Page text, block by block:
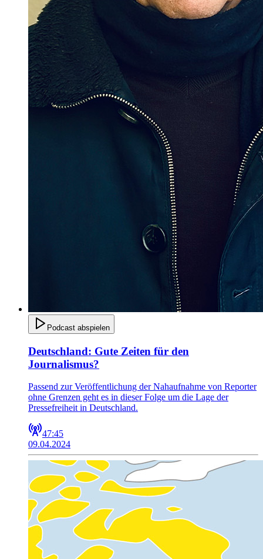
Podcast abspielen
Deutschland: Gute Zeiten für den
Journalismus?
Passend zur Veröffentlichung der Nahaufnahme von Reporter
ohne Grenzen geht es in dieser Folge um die Lage der
Pressefreiheit in Deutschland.
47:45
09.04.2024